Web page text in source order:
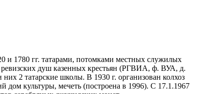
и 1780 гг. татарами, потомками местных служилых
ревизских душ казенных крестьян (РГВИА, ф. ВУА, д.
2 татарские школы. В 1930 г. организован колхоз
дом культуры, мечеть (построена в 1996). С 17.1.1967